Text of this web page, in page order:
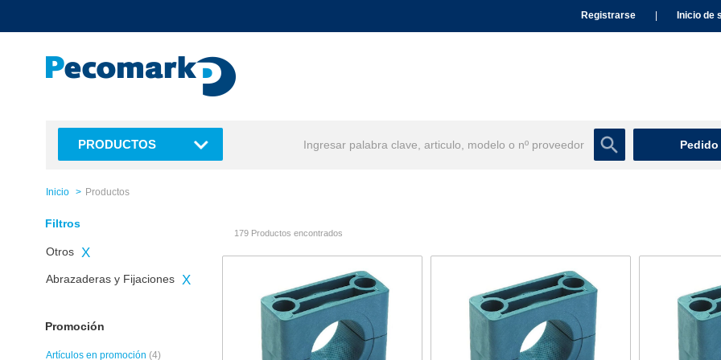
Registrarse Inicio de
PRODUCTOS
Inicio Productos
Filtros
Otros X
Abrazaderas y Fijaciones X
Promoción
Artículos en promoción (4)
179 Productos encontrados